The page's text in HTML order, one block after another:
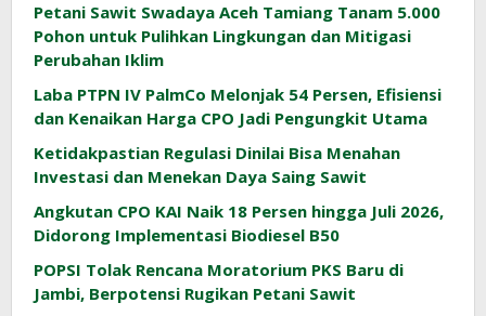
Petani Sawit Swadaya Aceh Tamiang Tanam 5.000
Pohon untuk Pulihkan Lingkungan dan Mitigasi
Perubahan Iklim
Laba PTPN IV PalmCo Melonjak 54 Persen, Efisiensi
dan Kenaikan Harga CPO Jadi Pengungkit Utama
Ketidakpastian Regulasi Dinilai Bisa Menahan
Investasi dan Menekan Daya Saing Sawit
Angkutan CPO KAI Naik 18 Persen hingga Juli 2026,
Didorong Implementasi Biodiesel B50
POPSI Tolak Rencana Moratorium PKS Baru di
Jambi, Berpotensi Rugikan Petani Sawit